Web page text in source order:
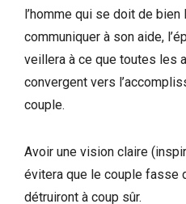
l’homme qui se doit de bien
communiquer à son aide,
veillera à ce que toutes les
convergent vers
couple.
Avoir une vision claire
évitera que le couple fasse
détruiront à coup sûr.